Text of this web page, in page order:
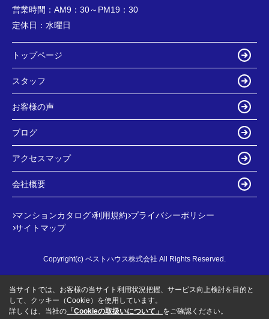
営業時間： AM9：30～PM19：30
定休日： 水曜日
トップページ
スタッフ
お客様の声
ブログ
アクセスマップ
会社概要
マンションカタログ 利用規約 プライバシーポリシー
サイトマップ
Copyright(c) ベストハウス株式会社 All Rights Reserved.
当サイトでは、お客様の当サイト利用状況把握、サービス向上検討を目的と
して、クッキー（Cookie）を使用しています。
詳しくは、当社の 「Cookieの取扱いについて」 をご確認ください。